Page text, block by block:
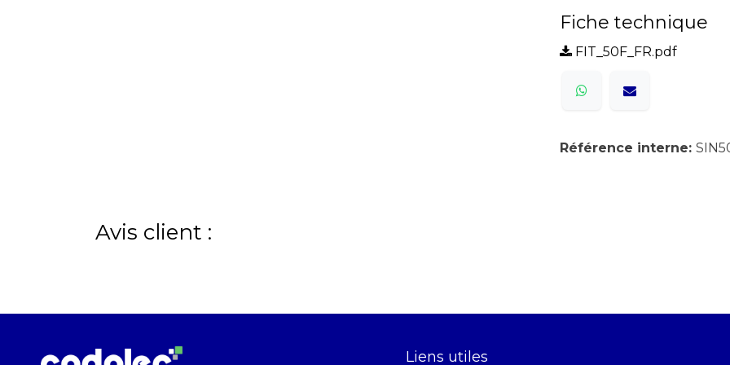
Fiche technique
FIT_50F_FR.pdf
Référence interne:
Avis client :
Liens utiles